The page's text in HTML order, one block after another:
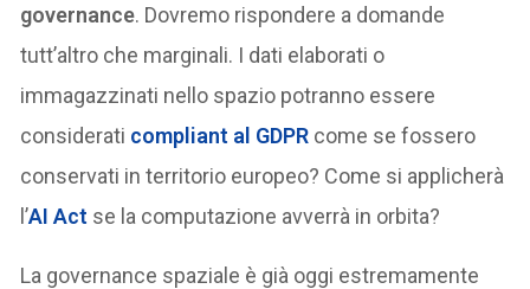
governance. Dovremo rispondere a domande
tutt’altro che marginali. I dati elaborati o
immagazzinati nello spazio potranno essere
considerati compliant al GDPR come se fossero
conservati in territorio europeo? Come si applicherà
l’AI Act se la computazione avverrà in orbita?
La governance spaziale è già oggi estremamente